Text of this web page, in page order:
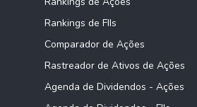
Rankings de FIIs
Comparador de Ações
Rastreador de Ativos de Ações
Agenda de Dividendos - Ações